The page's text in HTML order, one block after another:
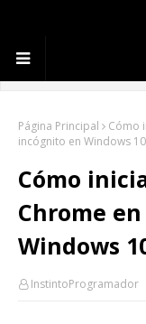
Página Principal
Cómo
incógnito en Windows 10
Cómo
Chrome
Windows
InstintoProgramador